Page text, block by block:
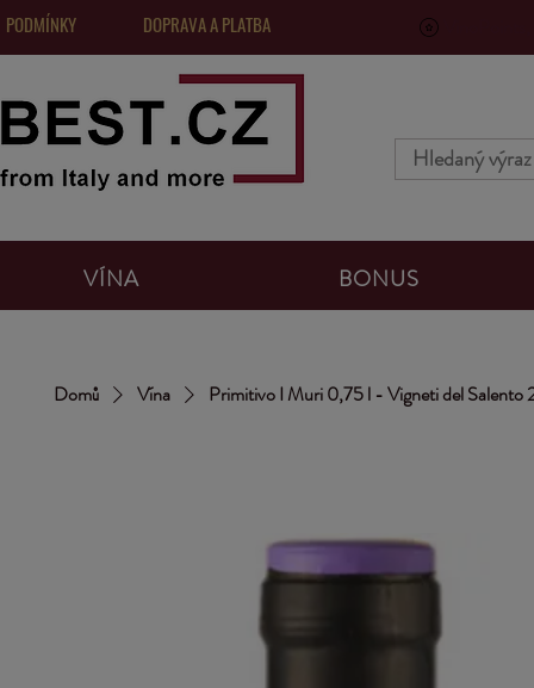
DOPRAVA A PLATBA
VÍNA BONUS
Domů Vína Primitivo I Muri 0,75 l - Vigneti del Salento